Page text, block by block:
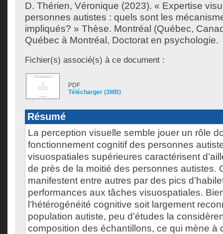
D. Thérien, Véronique (2023). « Expertise
personnes autistes : quels sont les
impliqués? » Thèse. Montréal (Québec,
Québec à Montréal, Doctorat en psychologie.
Fichier(s) associé(s) à ce document :
PDF
Télécharger (3MB)
Résumé
La perception visuelle semble jouer un rôle
fonctionnement cognitif des personnes
visuospatiales supérieures caractérisent
de près de la moitié des personnes autistes.
manifestent entre autres par des pics
performances aux tâches visuospatiales.
l’hétérogénéité cognitive soit largement
population autiste, peu d’études la
composition des échantillons, ce qui mène à